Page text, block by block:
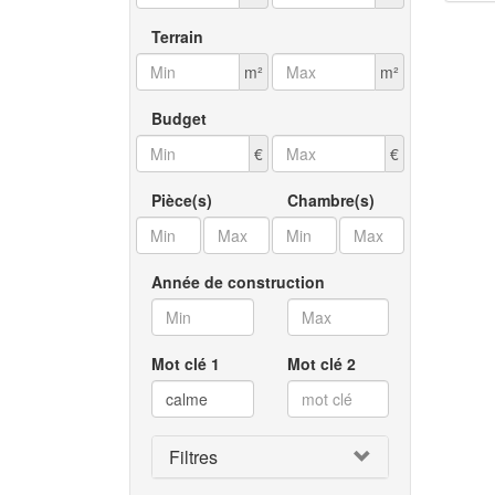
Terrain
m²
m²
Budget
€
€
Pièce(s) Chambre(s)
Année de construction
Mot clé 1 Mot clé 2
Filtres